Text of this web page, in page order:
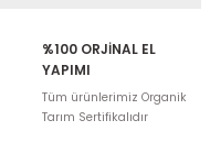
ve diğer
öneri formunu kullanarak
%100 ORJİNAL EL
YAPIMI
Tüm ürünlerimiz Organik
Tarım Sertifikalıdır